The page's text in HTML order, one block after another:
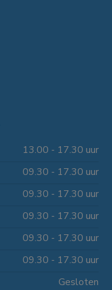
13.00 - 17.30 uur
09.30 - 17.30 uur
09.30 - 17.30 uur
09.30 - 17.30 uur
09.30 - 17.30 uur
09.30 - 17.30 uur
Gesloten